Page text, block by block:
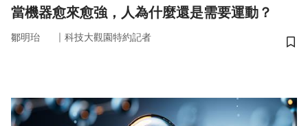
當機器愈來愈強，人為什麼還是需要運動？
鄒明珆 ｜ 科技大觀園特約記者
儲